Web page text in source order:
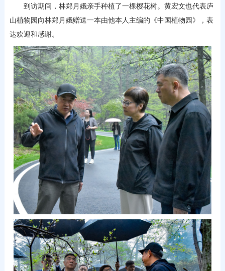
到访期间，林郑月娥亲手种植了一棵樱花树。黄宏文也代表庐
山植物园向林郑月娥赠送一本由他本人主编的《中国植物园》，表
达欢迎和感谢。